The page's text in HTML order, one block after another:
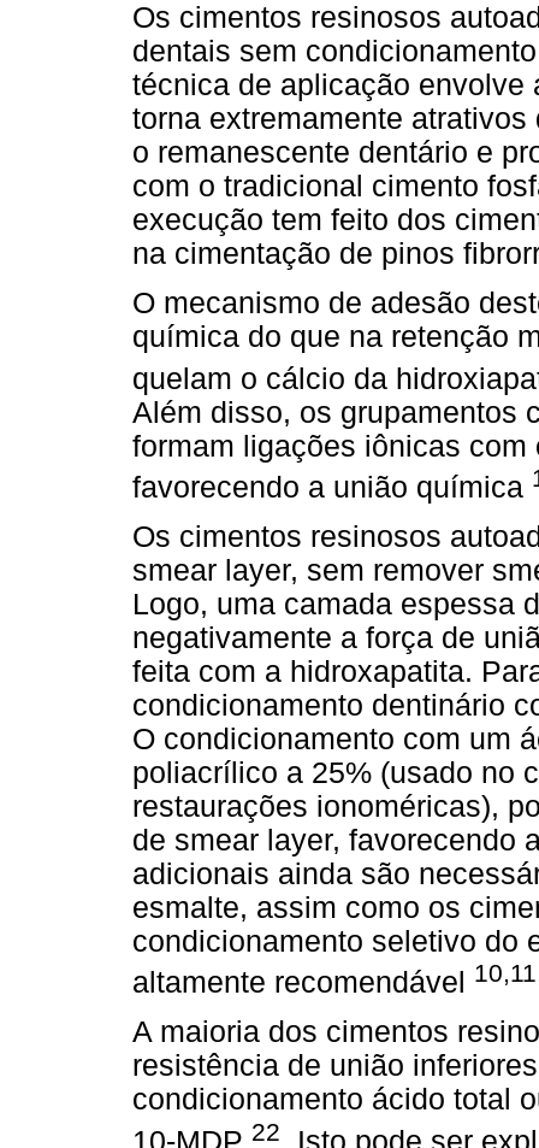
Os cimentos resinosos
dentais sem
técnica de aplicação
torna extremamente
o remanescente dentário e
com o tradicional cimento
execução tem feito dos
na cimentação de pinos
O mecanismo de adesão
química do que na retenção
quelam o cálcio da
Além disso, os grupamentos
formam ligações iônicas
favorecendo a união química
Os cimentos resinosos
smear layer, sem remover
Logo, uma camada espessa
negativamente a força de
feita com a hidroxapatita.
condicionamento dentinário
O condicionamento com um
poliacrílico a 25% (usado no
restaurações ionoméricas),
de smear layer, favorecendo
adicionais ainda são
esmalte, assim como os
condicionamento seletivo do
altamente recomendável
A maioria dos cimentos
resistência de união
condicionamento ácido total
10-MDP 22 . Isto pode ser